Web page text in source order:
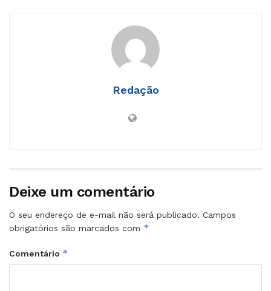
Redação
Deixe um comentário
O seu endereço de e-mail não será publicado. Campos
obrigatórios são marcados com *
Comentário *